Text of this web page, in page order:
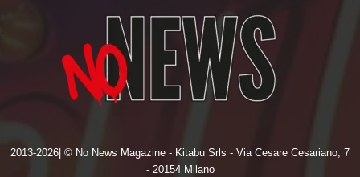
2013-2026| © No News Magazine - Kitabu Srls - Via Cesare Cesariano, 7
- 20154 Milano